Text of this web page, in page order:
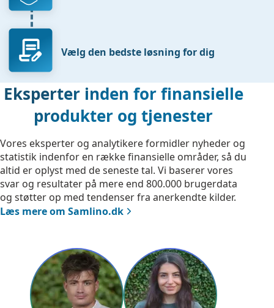
Vælg den bedste løsning for dig
Eksperter inden for finansielle
produkter og tjenester
Vores eksperter og analytikere formidler nyheder og
statistik indenfor en række finansielle områder, så du
altid er oplyst med de seneste tal. Vi baserer vores
svar og resultater på mere end 800.000 brugerdata
og støtter op med tendenser fra anerkendte kilder.
Læs mere om Samlino.dk